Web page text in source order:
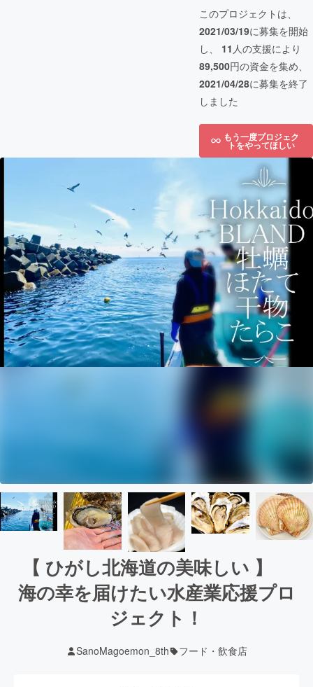
このプロジェクトは、
2021/03/19に募集を開始
し、 11 人の支援により
89,500円の資金を集め、
2021/04/28に募集を終了
しました
もう一度プロジェク
トをやってほしい
【 ひがし北海道の美味しい 】
海の幸を届けたい水産業応援プロ
ジェクト！
SanoMagoemon_8th フード・飲食店